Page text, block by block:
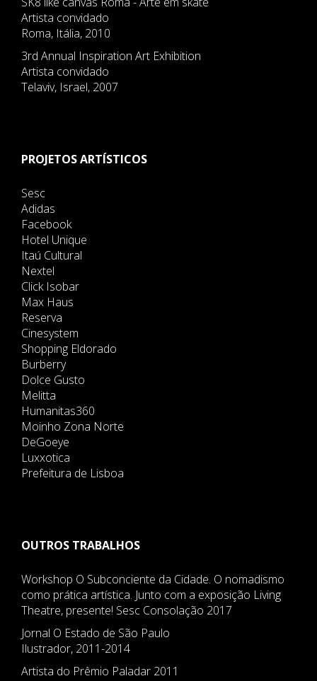
Artista convidado
Roma, Itália, 2010
3rd Annual Inspiration Art Exhibition
Artista convidado
Telaviv, Israel, 2007
PROJETOS ARTÍSTICOS
Sesc
Adidas
Facebook
Hotel Unique
Itaú Cultural
Nextel
Click Isobar
Max Haus
Reserva
Cinesystem
Shopping Eldorado
Burberry
Dolce Gusto
Melitta
Humanitas360
Moinho Zona Norte
DeGoeye
Luxxotica
Prefeitura de Lisboa
OUTROS TRABALHOS
Workshop O Subconciente da Cidade. O nomadismo
como prática artística. Junto com a exposição Living
Theatre, presente! Sesc Consolação 2017
Jornal O Estado de São Paulo
Ilustrador, 2011-2014
Artista do Prêmio Paladar 2011